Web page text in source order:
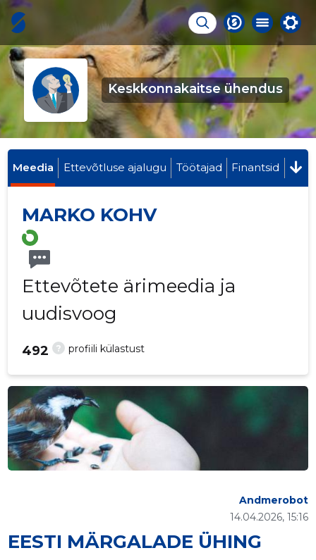
Keskkonnakaitse ühendus
Meedia Ettevõtluse ajalugu Töötajad Finantsid
MARKO KOHV
Ettevõtete ärimeedia ja
uudisvoog
? profiili külastust
492
EESTI MÄRGALADE ÜHING
14.04.2026, 15:16
Andmerobot